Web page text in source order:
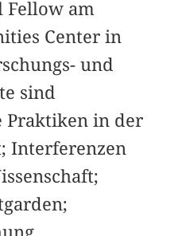
Fellow am
Center in
und
sind
Praktiken in der
Interferenzen